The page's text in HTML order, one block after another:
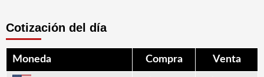
Cotización del día
Moneda Compra Venta